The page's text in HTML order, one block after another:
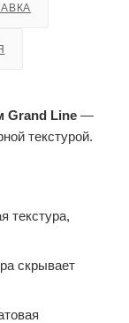
Grand Line —
текстурой.
текстура,
скрывает